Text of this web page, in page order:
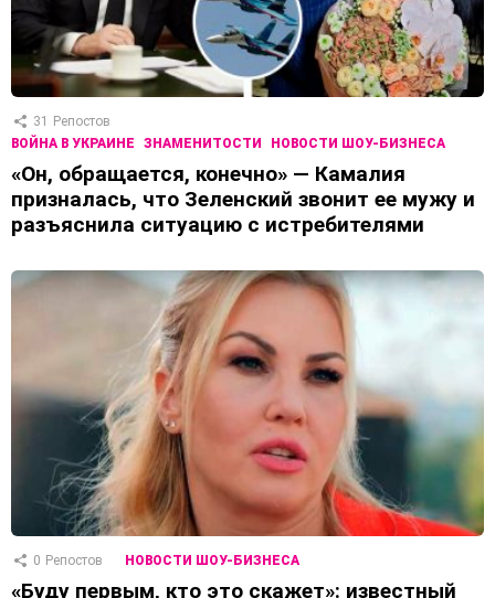
31 Репостов
ВОЙНА В УКРАИНЕ
ЗНАМЕНИТОСТИ НОВОСТИ ШОУ-БИЗНЕСА
«Он, обращается, конечно» — Камалия
призналась, что Зеленский звонит ее мужу и
разъяснила ситуацию с истребителями
0 Репостов НОВОСТИ ШОУ-БИЗНЕСА
«Буду первым, кто это скажет»: известный